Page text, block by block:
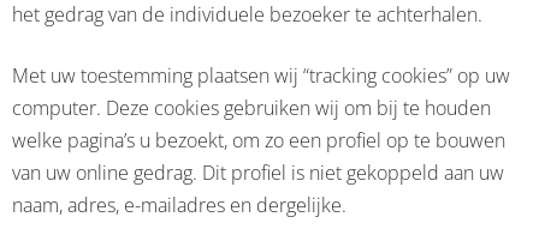
het gedrag van de individuele bezoeker te achterhalen.
Met uw toestemming plaatsen wij “tracking cookies” op uw
computer. Deze cookies gebruiken wij om bij te houden
welke pagina’s u bezoekt, om zo een profiel op te bouwen
van uw online gedrag. Dit profiel is niet gekoppeld aan uw
naam, adres, e-mailadres en dergelijke.